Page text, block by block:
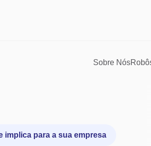
Sobre Nós
implica para a sua empresa